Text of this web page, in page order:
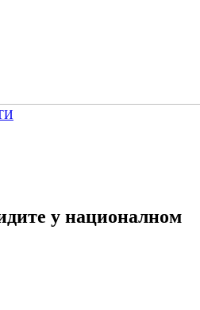
у националном